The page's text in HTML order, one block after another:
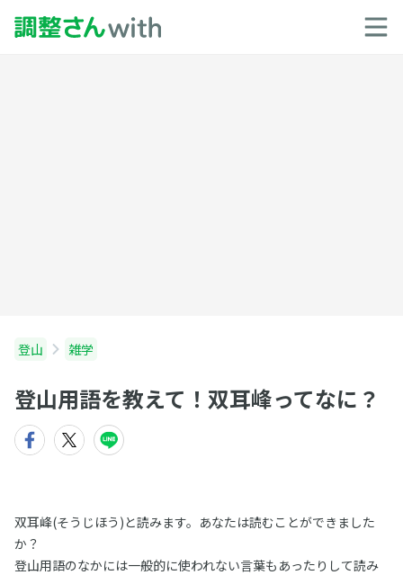
登山 雑学
登山用語を教えて！双耳峰ってなに？
双耳峰(そうじほう)と読みます。あなたは読むことができました
か？
登山用語のなかには一般的に使われない言葉もあったりして読み